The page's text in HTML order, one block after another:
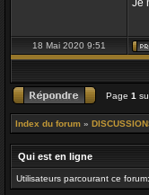
Je
18 Mai 2020 9:51
Page 1
Index du forum »
Qui est en ligne
Utilisateurs parcourant ce